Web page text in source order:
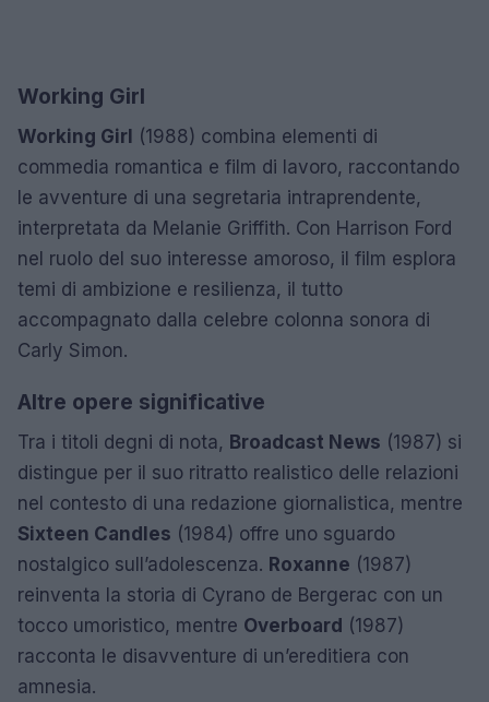
Working Girl
Working Girl (1988) combina elementi di
commedia romantica e film di lavoro, raccontando
le avventure di una segretaria intraprendente,
interpretata da Melanie Griffith. Con Harrison Ford
nel ruolo del suo interesse amoroso, il film esplora
temi di ambizione e resilienza, il tutto
accompagnato dalla celebre colonna sonora di
Carly Simon.
Altre opere significative
Tra i titoli degni di nota, Broadcast News (1987) si
distingue per il suo ritratto realistico delle relazioni
nel contesto di una redazione giornalistica, mentre
Sixteen Candles (1984) offre uno sguardo
nostalgico sull’adolescenza. Roxanne (1987)
reinventa la storia di Cyrano de Bergerac con un
tocco umoristico, mentre Overboard (1987)
racconta le disavventure di un’ereditiera con
amnesia.